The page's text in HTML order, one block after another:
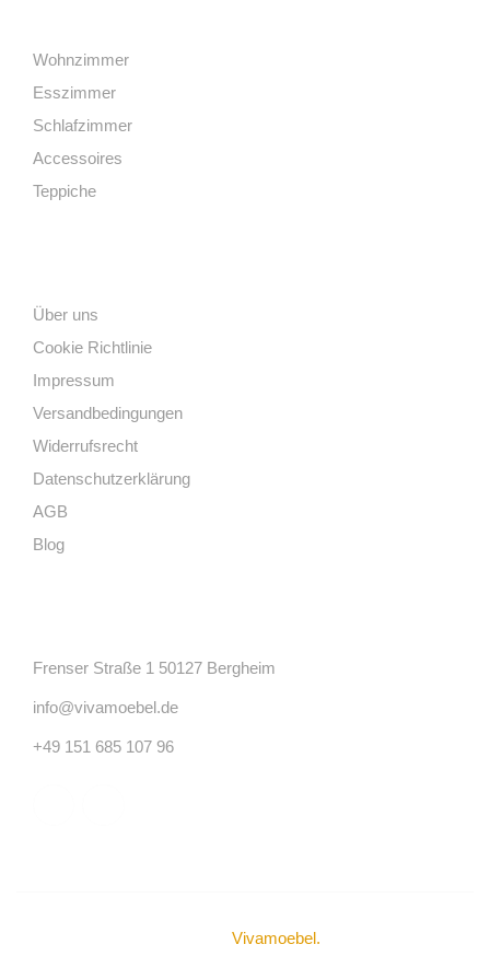
Wohnzimmer
Esszimmer
Schlafzimmer
Accessoires
Teppiche
Über uns
Cookie Richtlinie
Impressum
Versandbedingungen
Widerrufsrecht
Datenschutzerklärung
AGB
Blog
Frenser Straße 1 50127 Bergheim
info@vivamoebel.de
+49 151 685 107 96
Vivamoebel.